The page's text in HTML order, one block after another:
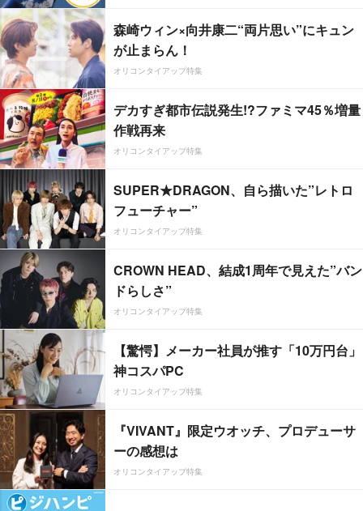
森崎ウィン×向井康二“両片思い”にキュン
が止まらん！
オリコンタイアップ特集
デカすぎ都市伝説発生!?ファミマ45％増量
作戦再来
オリコンタイアップ特集
SUPER★DRAGON、自ら描いた”レトロ
フューチャー”
オリコンタイアップ特集
CROWN HEAD、結成1周年で見えた”バン
ドらしさ”
オリコンタイアップ特集
【驚愕】メーカー社員が推す「10万円台」
神コスパPC
オリコンタイアップ特集
『VIVANT』限定ウオッチ、プロデューサ
ーの感想は
オリコンタイアップ特集